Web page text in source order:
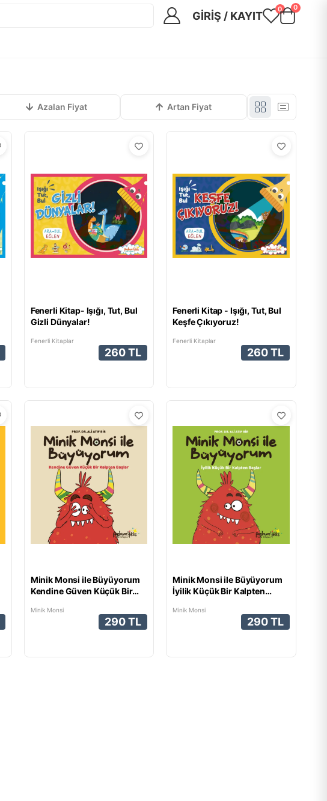
GIRIŞ / KAYIT
0 0
Azalan Fiyat Artan Fiyat
Fenerli Kitap- Işığı, Tut, Bul
Gizli Dünyalar!
Fenerli Kitaplar
260 TL
Fenerli Kitap - Işığı, Tut, Bul
Keşfe Çıkıyoruz!
Fenerli Kitaplar
260 TL
Minik Monsi ile Büyüyorum
Kendine Güven Küçük Bir
Minik Monsi
290 TL
Minik Monsi ile Büyüyorum
İyilik Küçük Bir Kalpten
Minik Monsi
290 TL